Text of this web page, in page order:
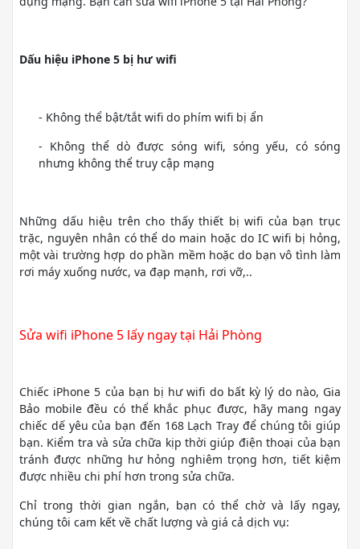
Dấu hiệu iPhone 5 bị hư wifi
- Không thể bật/tắt wifi do phím wifi bị ẩn
- Không thể dò được sóng wifi, sóng yếu, có sóng
nhưng không thể truy cập mạng
Những dấu hiệu trên cho thấy thiết bị wifi của bạn trục
trặc, nguyên nhân có thể do main hoặc do IC wifi bị hỏng,
một vài trường hợp do phần mềm hoặc do bạn vô tình làm
rơi máy xuống nước, va đạp mạnh, rơi vỡ,..
Sửa wifi iPhone 5 lấy ngay tại Hải Phòng
Chiếc iPhone 5 của bạn bị hư wifi do bất kỳ lý do nào, Gia
Bảo mobile đều có thể khắc phục được, hãy mang ngay
chiếc dế yêu của bạn đến 168 Lạch Tray để chúng tôi giúp
bạn. Kiểm tra và sửa chữa kịp thời giúp điện thoại của bạn
tránh được những hư hỏng nghiêm trọng hơn, tiết kiệm
được nhiều chi phí hơn trong sửa chữa.
Chỉ trong thời gian ngắn, bạn có thể chờ và lấy ngay,
chúng tôi cam kết về chất lượng và giá cả dịch vụ: